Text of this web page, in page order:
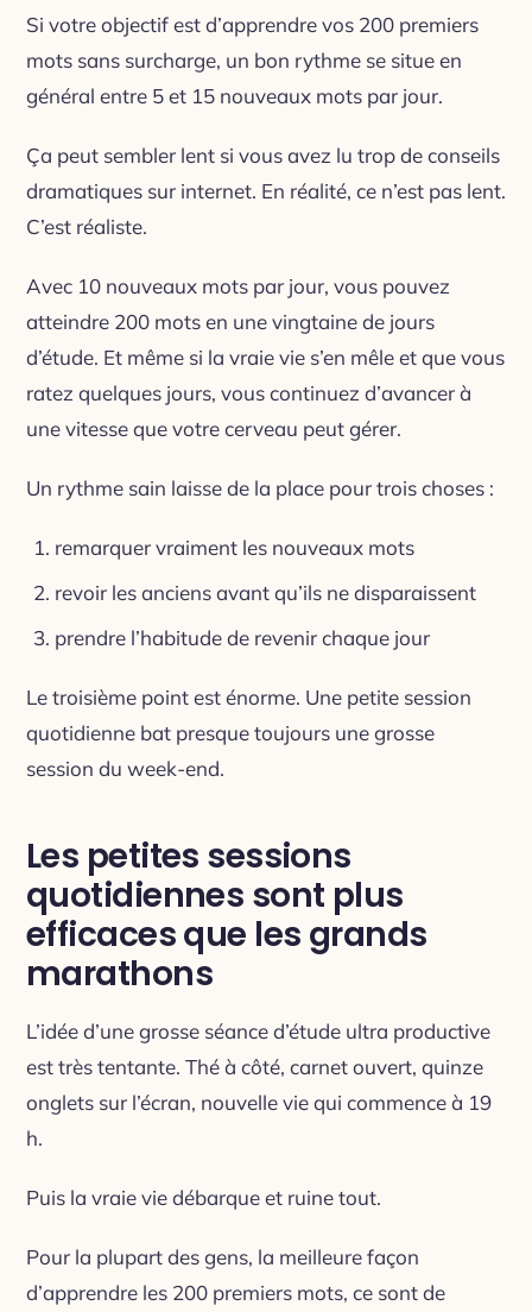
Si votre objectif est d’apprendre vos 200 premiers
mots sans surcharge, un bon rythme se situe en
général entre 5 et 15 nouveaux mots par jour.
Ça peut sembler lent si vous avez lu trop de conseils
dramatiques sur internet. En réalité, ce n’est pas lent.
C’est réaliste.
Avec 10 nouveaux mots par jour, vous pouvez
atteindre 200 mots en une vingtaine de jours
d’étude. Et même si la vraie vie s’en mêle et que vous
ratez quelques jours, vous continuez d’avancer à
une vitesse que votre cerveau peut gérer.
Un rythme sain laisse de la place pour trois choses :
remarquer vraiment les nouveaux mots
revoir les anciens avant qu’ils ne disparaissent
prendre l’habitude de revenir chaque jour
Le troisième point est énorme. Une petite session
quotidienne bat presque toujours une grosse
session du week-end.
Les petites sessions
quotidiennes sont plus
efficaces que les grands
marathons
L’idée d’une grosse séance d’étude ultra productive
est très tentante. Thé à côté, carnet ouvert, quinze
onglets sur l’écran, nouvelle vie qui commence à 19
h.
Puis la vraie vie débarque et ruine tout.
Pour la plupart des gens, la meilleure façon
d’apprendre les 200 premiers mots, ce sont de